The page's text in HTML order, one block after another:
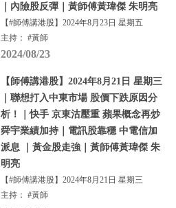
｜內險股反彈｜黃師傅黃瑋傑 朱明亮
【#師傅講港股】2024年8月23日 星期五
主持： #黃師
2024/08/23
【師傅講港股】2024年8月21日 星期三
｜聯想打入中東市場 股價下跌原因分
析！｜快手 京東沽壓重 蘋果概念再炒
舜宇業績加持｜電訊股靠穩 中電信加
派息 ｜黃金股走強｜黃師傅黃瑋傑 朱
明亮
【#師傅講港股】2024年8月21日 星期三
主持： #黃師